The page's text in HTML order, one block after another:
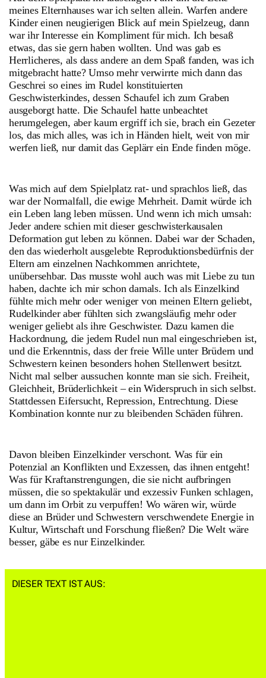
DIESER TEXT IST AUS:
meines Elternhauses war ich selten allein. Warfen andere
Kinder einen neugierigen Blick auf mein Spielzeug, dann
war ihr Interesse ein Kompliment für mich. Ich besaß
etwas, das sie gern haben wollten. Und was gab es
Herrlicheres, als dass andere an dem Spaß fanden, was ich
mitgebracht hatte? Umso mehr verwirrte mich dann das
Geschrei so eines im Rudel konstituierten
Geschwisterkindes, dessen Schaufel ich zum Graben
ausgeborgt hatte. Die Schaufel hatte unbeachtet
herumgelegen, aber kaum ergriff ich sie, brach ein Gezeter
los, das mich alles, was ich in Händen hielt, weit von mir
werfen ließ, nur damit das Geplärr ein Ende finden möge.
Was mich auf dem Spielplatz rat- und sprachlos ließ, das
war der Normalfall, die ewige Mehrheit. Damit würde ich
ein Leben lang leben müssen. Und wenn ich mich umsah:
Jeder andere schien mit dieser geschwisterkausalen
Deformation gut leben zu können. Dabei war der Schaden,
den das wiederholt ausgelebte Reproduktionsbedürfnis der
Eltern am einzelnen Nachkommen anrichtete,
unübersehbar. Das musste wohl auch was mit Liebe zu tun
haben, dachte ich mir schon damals. Ich als Einzelkind
fühlte mich mehr oder weniger von meinen Eltern geliebt,
Rudelkinder aber fühlten sich zwangsläufig mehr oder
weniger geliebt als ihre Geschwister. Dazu kamen die
Hackordnung, die jedem Rudel nun mal eingeschrieben ist,
und die Erkenntnis, dass der freie Wille unter Brüdern und
Schwestern keinen besonders hohen Stellenwert besitzt.
Nicht mal selber aussuchen konnte man sie sich. Freiheit,
Gleichheit, Brüderlichkeit – ein Widerspruch in sich selbst.
Stattdessen Eifersucht, Repression, Entrechtung. Diese
Kombination konnte nur zu bleibenden Schäden führen.
Davon bleiben Einzelkinder verschont. Was für ein
Potenzial an Konflikten und Exzessen, das ihnen entgeht!
Was für Kraftanstrengungen, die sie nicht aufbringen
müssen, die so spektakulär und exzessiv Funken schlagen,
um dann im Orbit zu verpuffen! Wo wären wir, würde
diese an Brüder und Schwestern verschwendete Energie in
Kultur, Wirtschaft und Forschung fließen? Die Welt wäre
besser, gäbe es nur Einzelkinder.